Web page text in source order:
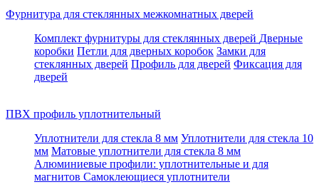
Фурнитура для стеклянных межкомнатных дверей
Комплект фурнитуры для стеклянных дверей Дверные
коробки Петли для дверных коробок Замки для
стеклянных дверей Профиль для дверей Фиксация для
дверей
ПВХ профиль уплотнительный
Уплотнители для стекла 8 мм Уплотнители для стекла 10
мм Матовые уплотнители для стекла 8 мм
Алюминиевые профили: уплотнительные и для
магнитов Самоклеющиеся уплотнители